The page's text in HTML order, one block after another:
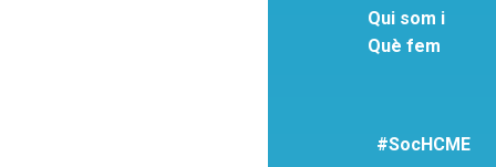
Qui som i
Què fem
#SocHCME